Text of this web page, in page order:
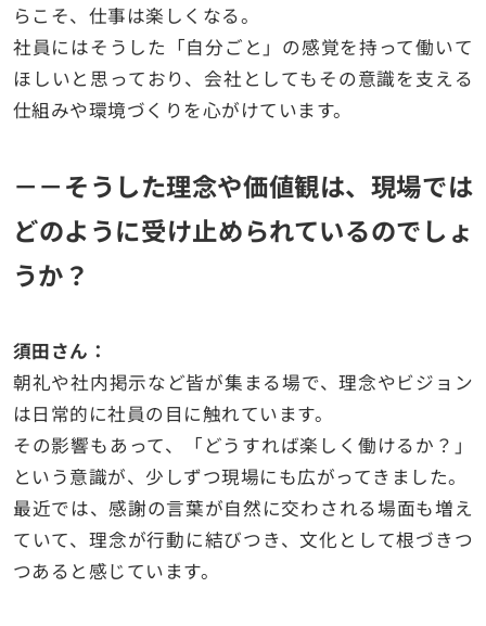
らこそ、仕事は楽しくなる。
社員にはそうした「自分ごと」の感覚を持って働いて
ほしいと思っており、会社としてもその意識を支える
仕組みや環境づくりを心がけています。
－－そうした理念や価値観は、現場では
どのように受け止められているのでしょ
うか？
須田さん：
朝礼や社内掲示など皆が集まる場で、理念やビジョン
は日常的に社員の目に触れています。
その影響もあって、「どうすれば楽しく働けるか？」
という意識が、少しずつ現場にも広がってきました。
最近では、感謝の言葉が自然に交わされる場面も増え
ていて、理念が行動に結びつき、文化として根づきつ
つあると感じています。